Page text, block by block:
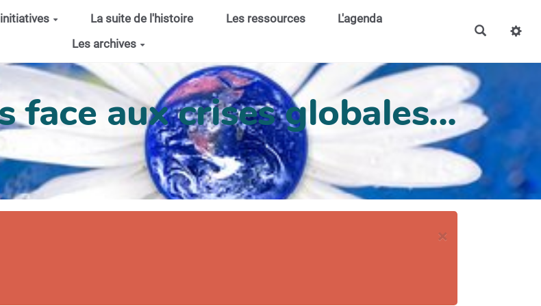
La suite de l'histoire Les ressources
L'agenda
Les archives
face aux crises globales...
×